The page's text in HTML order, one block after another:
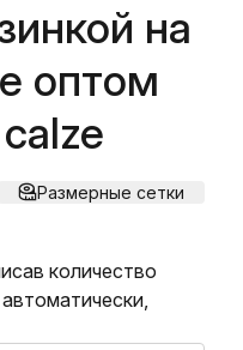
на
оптом
Размерные сетки
количество